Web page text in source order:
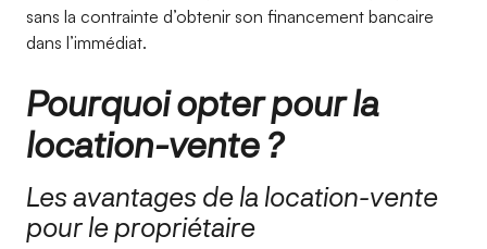
sans la contrainte d’obtenir son financement bancaire
dans l’immédiat.
Pourquoi opter pour la
location-vente ?
Les avantages de la location-vente
pour le propriétaire